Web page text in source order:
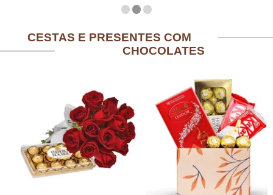
CESTAS E PRESENTES COM
CHOCOLATES